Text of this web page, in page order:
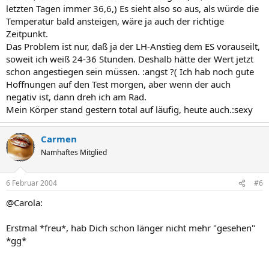
letzten Tagen immer 36,6,) Es sieht also so aus, als würde die
Temperatur bald ansteigen, wäre ja auch der richtige
Zeitpunkt.
Das Problem ist nur, daß ja der LH-Anstieg dem ES vorauseilt,
soweit ich weiß 24-36 Stunden. Deshalb hätte der Wert jetzt
schon angestiegen sein müssen. :angst ?( Ich hab noch gute
Hoffnungen auf den Test morgen, aber wenn der auch
negativ ist, dann dreh ich am Rad.
Mein Körper stand gestern total auf läufig, heute auch.:sexy
Carmen
Namhaftes Mitglied
6 Februar 2004 #6
@Carola:
Erstmal *freu*, hab Dich schon länger nicht mehr "gesehen"
*gg*